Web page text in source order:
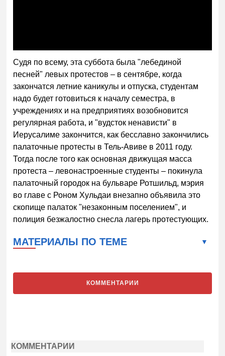
Судя по всему, эта суббота была "лебединой
песней" левых протестов – в сентябре, когда
закончатся летние каникулы и отпуска, студентам
надо будет готовиться к началу семестра, в
учреждениях и на предприятиях возобновится
регулярная работа, и "вудсток ненависти" в
Иерусалиме закончится, как бесславно закончились
палаточные протесты в Тель-Авиве в 2011 году.
Тогда после того как основная движущая масса
протеста – левонастроенные студенты – покинула
палаточный городок на бульваре Ротшильд, мэрия
во главе с Роном Хульдаи внезапно объявила это
скопище палаток "незаконным поселением", и
полиция безжалостно снесла лагерь протестующих.
МАТЕРИАЛЫ ПО ТЕМЕ
КОММЕНТАРИИ
КОММЕНТАРИИ